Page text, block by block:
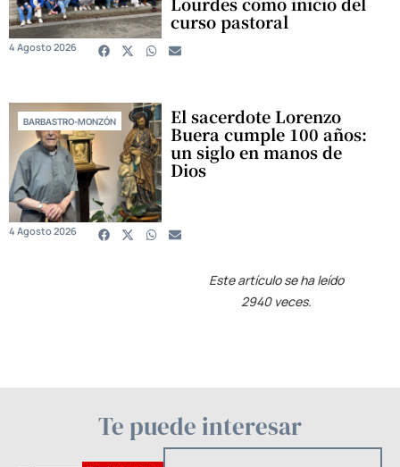
curso pastoral
4 Agosto 2026
BARBASTRO-MONZÓN El sacerdote Lorenzo
Buera cumple 100 años:
un siglo en manos de
Dios
4 Agosto 2026
Este artículo se ha leído
2940 veces.
Te puede interesar